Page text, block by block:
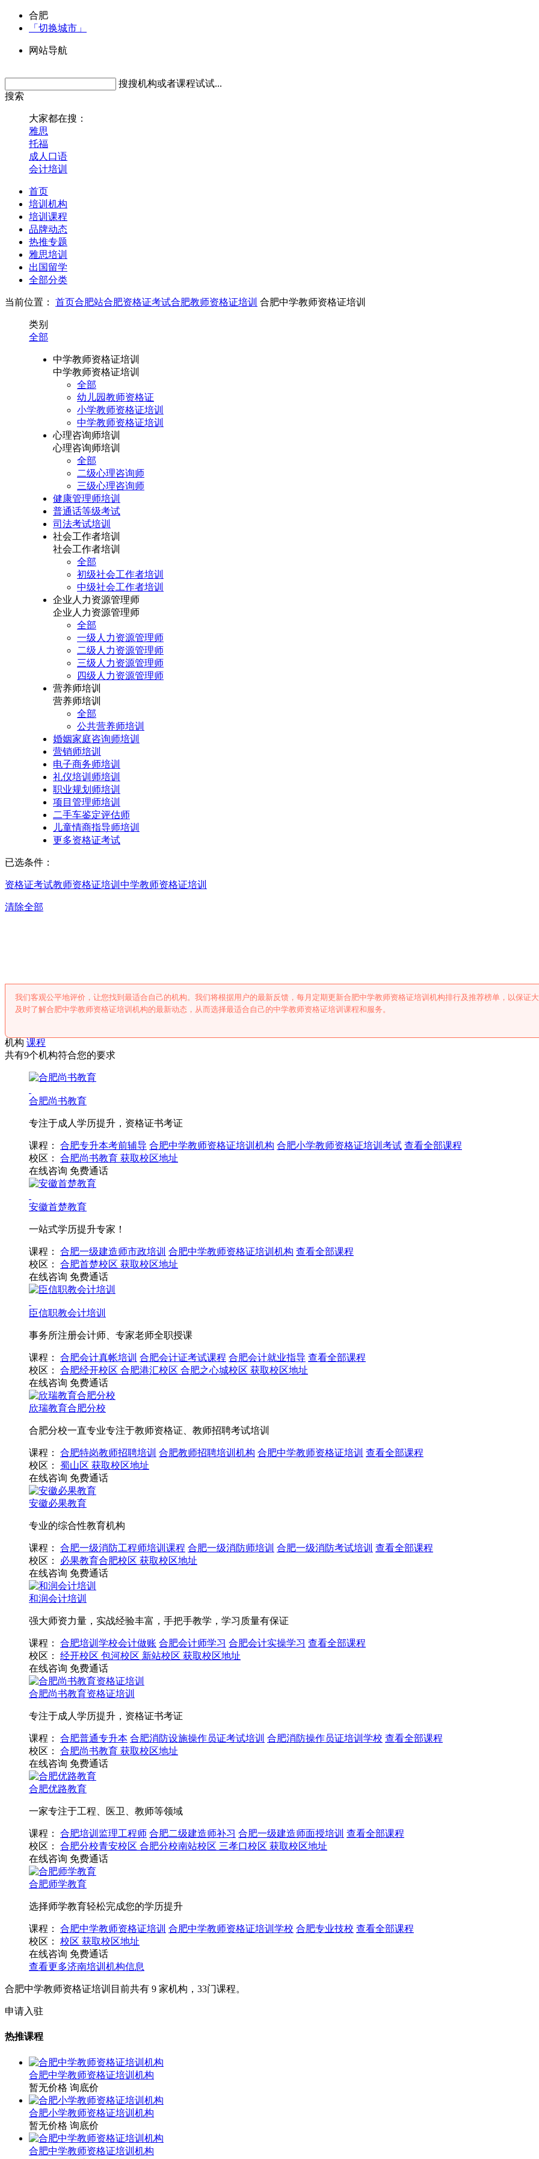
合肥
「切换城市」
网站导航
搜搜机构或者课程试试...
搜索
大家都在搜：
雅思
托福
成人口语
会计培训
首页
培训机构
培训课程
品牌动态
热推专题
雅思培训
出国留学
全部分类
当前位置： 首页合肥站合肥资格证考试合肥教师资格证培训 合肥中学教师资格证培训
类别
全部
中学教师资格证培训
中学教师资格证培训
全部
幼儿园教师资格证
小学教师资格证培训
中学教师资格证培训
心理咨询师培训
心理咨询师培训
全部
二级心理咨询师
三级心理咨询师
健康管理师培训
普通话等级考试
司法考试培训
社会工作者培训
社会工作者培训
全部
初级社会工作者培训
中级社会工作者培训
企业人力资源管理师
企业人力资源管理师
全部
一级人力资源管理师
二级人力资源管理师
三级人力资源管理师
四级人力资源管理师
营养师培训
营养师培训
全部
公共营养师培训
婚姻家庭咨询师培训
营销师培训
电子商务师培训
礼仪培训师培训
职业规划师培训
项目管理师培训
二手车鉴定评估师
儿童情商指导师培训
更多资格证考试
已选条件：
资格证考试教师资格证培训 中学教师资格证培训
清除全部
我们客观公平地评价，让您找到最适合自己的机构。我们将根据用户的最新反馈，每月定期更新合肥中学教师资格证培训机构排行及推荐榜单，以保证
及时了解合肥中学教师资格证培训机构的最新动态，从而选择最适合自己的中学教师资格证培训课程和服务。
机构 课程
共有9个机构符合您的要求
合肥尚书教育
专注于成人学历提升，资格证书考证
课程： 合肥专升本考前辅导 合肥中学教师资格证培训机构 合肥小学教师资格证培训考试 查看全部课程
校区：
合肥尚书教育 获取校区地址
在线咨询 免费通话
安徽首楚教育
一站式学历提升专家！
课程： 合肥一级建造师市政培训 合肥中学教师资格证培训机构 查看全部课程
校区：
合肥首楚校区 获取校区地址
在线咨询 免费通话
臣信职教会计培训
事务所注册会计师、专家老师全职授课
课程： 合肥会计真帐培训 合肥会计证考试课程 合肥会计就业指导 查看全部课程
校区：
合肥经开校区 合肥港汇校区 合肥之心城校区 获取校区地址
在线咨询 免费通话
欣瑞教育合肥分校
合肥分校一直专业专注于教师资格证、教师招聘考试培训
课程： 合肥特岗教师招聘培训 合肥教师招聘培训机构 合肥中学教师资格证培训 查看全部课程
校区：
蜀山区 获取校区地址
在线咨询 免费通话
安徽必果教育
专业的综合性教育机构
课程： 合肥一级消防工程师培训课程 合肥一级消防师培训 合肥一级消防考试培训 查看全部课程
校区：
必果教育合肥校区 获取校区地址
在线咨询 免费通话
和润会计培训
强大师资力量，实战经验丰富，手把手教学，学习质量有保证
课程： 合肥培训学校会计做账 合肥会计师学习 合肥会计实操学习 查看全部课程
校区：
经开校区 包河校区 新站校区 获取校区地址
在线咨询 免费通话
合肥尚书教育资格证培训
专注于成人学历提升，资格证书考证
课程： 合肥普通专升本 合肥消防设施操作员证考试培训 合肥消防操作员证培训学校 查看全部课程
校区：
合肥尚书教育 获取校区地址
在线咨询 免费通话
合肥优路教育
一家专注于工程、医卫、教师等领域
课程： 合肥培训监理工程师 合肥二级建造师补习 合肥一级建造师面授培训 查看全部课程
校区：
合肥分校青安校区 合肥分校南站校区 三孝口校区 获取校区地址
在线咨询 免费通话
合肥师学教育
选择师学教育轻松完成您的学历提升
课程： 合肥中学教师资格证培训 合肥中学教师资格证培训学校 合肥专业技校 查看全部课程
校区：
校区 获取校区地址
在线咨询 免费通话
查看更多济南培训机构信息
合肥中学教师资格证培训目前共有 9 家机构， 33门课程。
申请入驻
热推课程
合肥中学教师资格证培训机构
暂无价格 询底价
合肥小学教师资格证培训机构
暂无价格 询底价
合肥中学教师资格证培训机构